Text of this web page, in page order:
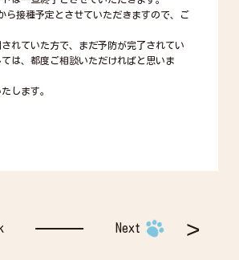
ら接種予定とさせていただきますので、ご
れていた方で、まだ予防が完了されてい
は、都度ご相談いただければと思いま
します。
Next